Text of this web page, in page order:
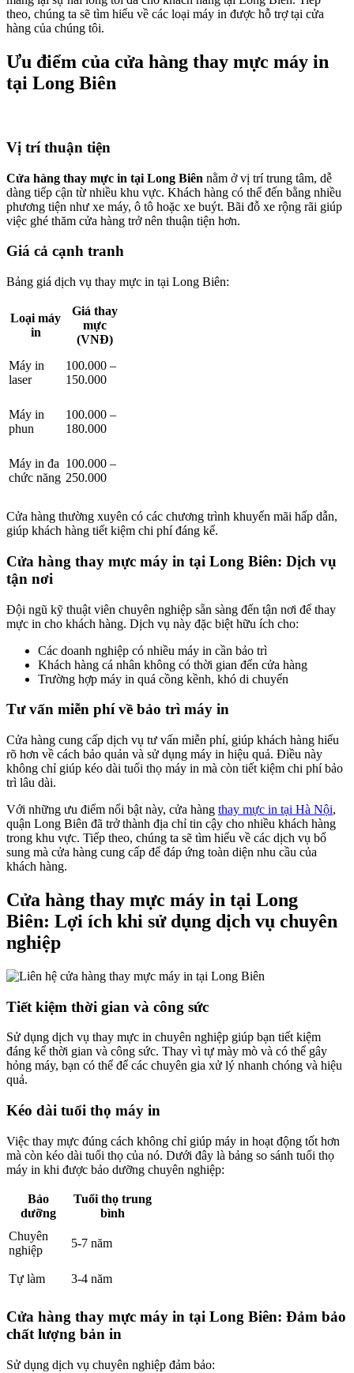
theo, chúng ta sẽ tìm hiểu về các loại máy in được hỗ trợ tại cửa
hàng của chúng tôi.
Ưu điểm của cửa hàng thay mực máy in
tại Long Biên
Vị trí thuận tiện
Cửa hàng thay mực in tại Long Biên nằm ở vị trí trung tâm, dễ
dàng tiếp cận từ nhiều khu vực. Khách hàng có thể đến bằng nhiều
phương tiện như xe máy, ô tô hoặc xe buýt. Bãi đỗ xe rộng rãi giúp
việc ghé thăm cửa hàng trở nên thuận tiện hơn.
Giá cả cạnh tranh
Bảng giá dịch vụ thay mực in tại Long Biên:
Loại máy
in
Giá thay
mực
(VNĐ)
Máy in
laser
100.000 –
150.000
Máy in
phun
100.000 –
180.000
Máy in đa
chức năng
100.000 –
250.000
Cửa hàng thường xuyên có các chương trình khuyến mãi hấp dẫn,
giúp khách hàng tiết kiệm chi phí đáng kể.
Cửa hàng thay mực máy in tại Long Biên: Dịch vụ
tận nơi
Đội ngũ kỹ thuật viên chuyên nghiệp sẵn sàng đến tận nơi để thay
mực in cho khách hàng. Dịch vụ này đặc biệt hữu ích cho:
Các doanh nghiệp có nhiều máy in cần bảo trì
Khách hàng cá nhân không có thời gian đến cửa hàng
Trường hợp máy in quá cồng kềnh, khó di chuyển
Tư vấn miễn phí về bảo trì máy in
Cửa hàng cung cấp dịch vụ tư vấn miễn phí, giúp khách hàng hiểu
rõ hơn về cách bảo quản và sử dụng máy in hiệu quả. Điều này
không chỉ giúp kéo dài tuổi thọ máy in mà còn tiết kiệm chi phí bảo
trì lâu dài.
Với những ưu điểm nổi bật này, cửa hàng thay mực in tại Hà Nội,
quận Long Biên đã trở thành địa chỉ tin cậy cho nhiều khách hàng
trong khu vực. Tiếp theo, chúng ta sẽ tìm hiểu về các dịch vụ bổ
sung mà cửa hàng cung cấp để đáp ứng toàn diện nhu cầu của
khách hàng.
Cửa hàng thay mực máy in tại Long
Biên: Lợi ích khi sử dụng dịch vụ chuyên
nghiệp
Tiết kiệm thời gian và công sức
Sử dụng dịch vụ thay mực in chuyên nghiệp giúp bạn tiết kiệm
đáng kể thời gian và công sức. Thay vì tự mày mò và có thể gây
hỏng máy, bạn có thể để các chuyên gia xử lý nhanh chóng và hiệu
quả.
Kéo dài tuổi thọ máy in
Việc thay mực đúng cách không chỉ giúp máy in hoạt động tốt hơn
mà còn kéo dài tuổi thọ của nó. Dưới đây là bảng so sánh tuổi thọ
máy in khi được bảo dưỡng chuyên nghiệp:
Bảo
dưỡng
Tuổi thọ trung
bình
Chuyên
nghiệp
5-7 năm
Tự làm 3-4 năm
Cửa hàng thay mực máy in tại Long Biên: Đảm bảo
chất lượng bản in
Sử dụng dịch vụ chuyên nghiệp đảm bảo: